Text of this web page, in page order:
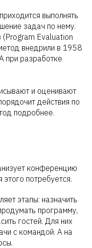
выполнять
задач по нему.
(Program Evaluation
внедрили в 1958
разработке
и оценивают
действия по
подробнее.
конференцию
этого потребуется.
этапы: назначить
программу,
гостей. Для них
с командой. А на